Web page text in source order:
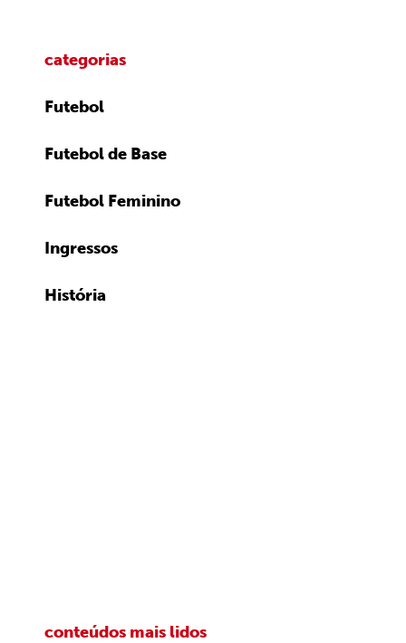
categorias
Futebol
Futebol de Base
Futebol Feminino
Ingressos
História
conteúdos mais lidos